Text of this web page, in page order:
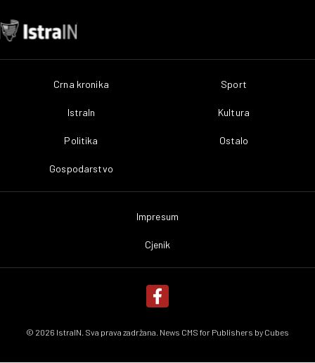
Crna kronika
IstraIn
Politika
Gospodarstvo
Sport
Kultura
Ostalo
Impresum
Cjenik
© 2026 IstraIN. Sva prava zadržana. News CMS for Publishers by Cubes